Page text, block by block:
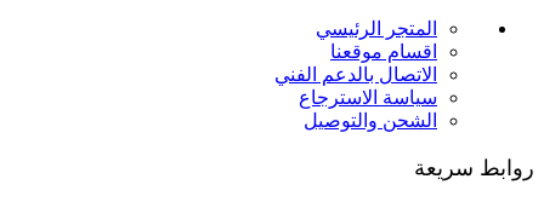
المتجر الرئيسي
اقسام موقعنا
الاتصال بالدعم الفني
سياسة الاسترجاع
الشحن والتوصيل
روابط سريعة